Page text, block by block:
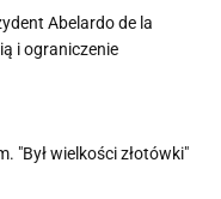
Abelardo de la
i ograniczenie
"Był wielkości złotówki"